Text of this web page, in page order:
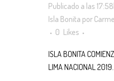
Publicado a las
Isla Bonita por
0 Likes
ISLA BONITA
LIMA NACIONAL